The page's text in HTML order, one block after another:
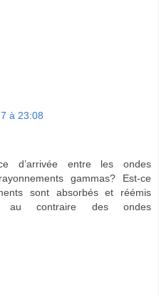
à 23:08
d’arrivée entre les ondes
gammas? Est-ce
sont absorbés et réémis
au contraire des ondes